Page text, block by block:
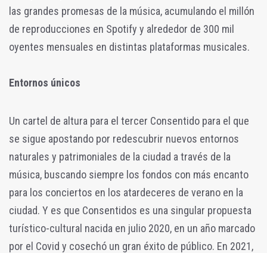
las grandes promesas de la música, acumulando el millón
de reproducciones en Spotify y alrededor de 300 mil
oyentes mensuales en distintas plataformas musicales.
Entornos únicos
Un cartel de altura para el tercer Consentido para el que
se sigue apostando por redescubrir nuevos entornos
naturales y patrimoniales de la ciudad a través de la
música, buscando siempre los fondos con más encanto
para los conciertos en los atardeceres de verano en la
ciudad. Y es que Consentidos es una singular propuesta
turístico-cultural nacida en julio 2020, en un año marcado
por el Covid y cosechó un gran éxito de público. En 2021,